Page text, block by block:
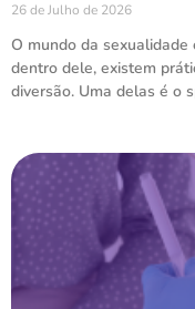
26 de Julho de 2026
O mundo da
dentro dele, existem
diversão. Uma delas é o